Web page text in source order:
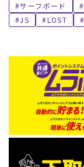
サーフボード
JS
LOST